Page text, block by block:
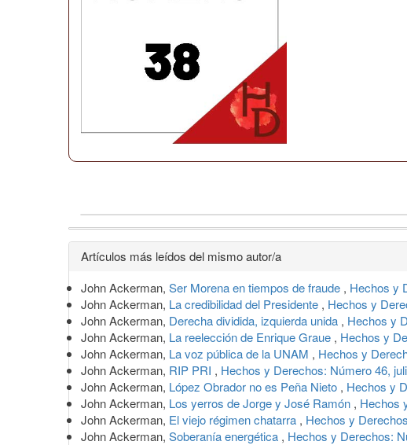
Detalles
del
artículo
Artículos más leídos del mismo autor/a
John Ackerman, Ser Morena en tiempos de fraude , Hechos y
John Ackerman, La credibilidad del Presidente , Hechos y
John Ackerman, Derecha dividida, izquierda unida , Hechos y
John Ackerman, La reelección de Enrique Graue , Hechos y
John Ackerman, La voz pública de la UNAM , Hechos y
John Ackerman, RIP PRI , Hechos y Derechos: Número 46,
John Ackerman, López Obrador no es Peña Nieto , Hechos y
John Ackerman, Los yerros de Jorge y José Ramón , Hechos
John Ackerman, El viejo régimen chatarra , Hechos y
John Ackerman, Soberanía energética , Hechos y Derechos: